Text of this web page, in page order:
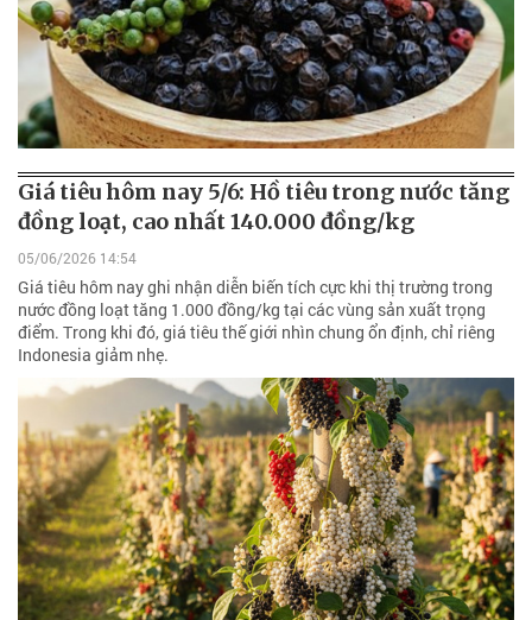
Giá tiêu hôm nay 5/6: Hồ tiêu trong nước tăng
đồng loạt, cao nhất 140.000 đồng/kg
05/06/2026 14:54
Giá tiêu hôm nay ghi nhận diễn biến tích cực khi thị trường trong
nước đồng loạt tăng 1.000 đồng/kg tại các vùng sản xuất trọng
điểm. Trong khi đó, giá tiêu thế giới nhìn chung ổn định, chỉ riêng
Indonesia giảm nhẹ.